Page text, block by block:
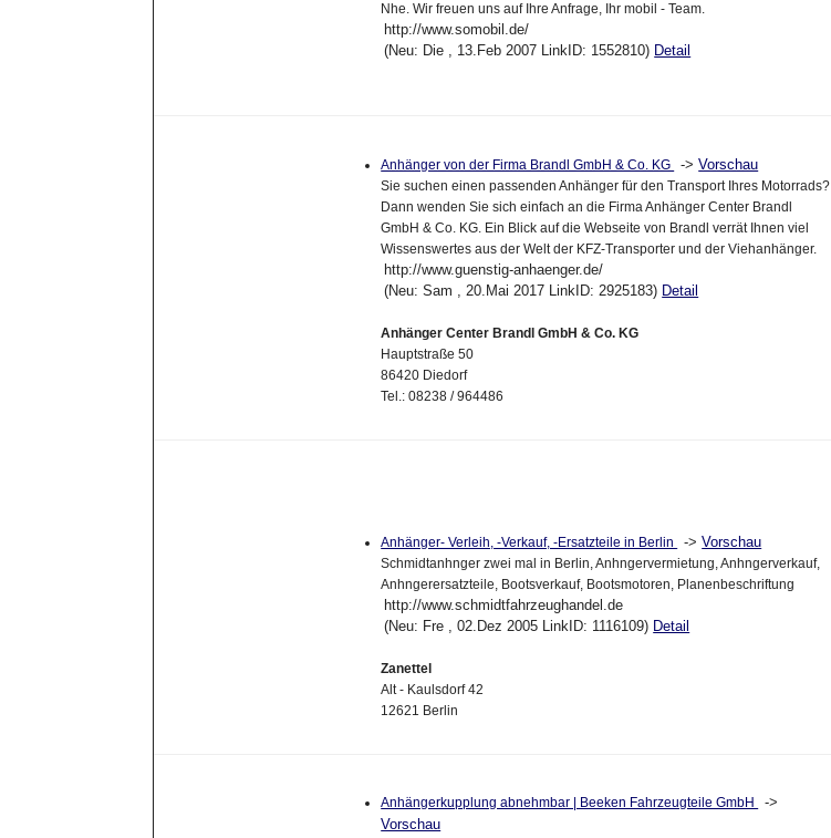
Nhe. Wir freuen uns auf Ihre Anfrage, Ihr mobil - Team.
http://www.somobil.de/
(Neu: Die , 13.Feb 2007 LinkID: 1552810) Detail
Anhänger von der Firma Brandl GmbH & Co. KG ->Vorschau
Sie suchen einen passenden Anhänger für den Transport Ihres Motorrads?
Dann wenden Sie sich einfach an die Firma Anhänger Center Brandl
GmbH & Co. KG. Ein Blick auf die Webseite von Brandl verrät Ihnen viel
Wissenswertes aus der Welt der KFZ-Transporter und der Viehanhänger.
http://www.guenstig-anhaenger.de/
(Neu: Sam , 20.Mai 2017 LinkID: 2925183) Detail
Anhänger Center Brandl GmbH & Co. KG
Hauptstraße 50
86420 Diedorf
Tel.: 08238 / 964486
Anhänger- Verleih, -Verkauf, -Ersatzteile in Berlin ->Vorschau
Schmidtanhnger zwei mal in Berlin, Anhngervermietung, Anhngerverkauf,
Anhngerersatzteile, Bootsverkauf, Bootsmotoren, Planenbeschriftung
http://www.schmidtfahrzeughandel.de
(Neu: Fre , 02.Dez 2005 LinkID: 1116109) Detail
Zanettel
Alt - Kaulsdorf 42
12621 Berlin
Anhängerkupplung abnehmbar | Beeken Fahrzeugteile GmbH
->
Vorschau